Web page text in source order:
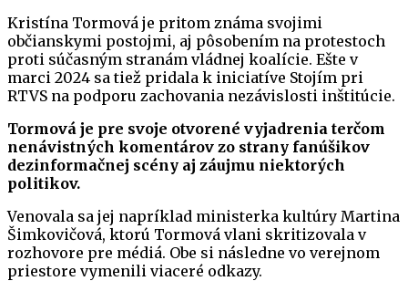
Kristína Tormová je pritom známa svojimi
občianskymi postojmi, aj pôsobením na protestoch
proti súčasným stranám vládnej koalície. Ešte v
marci 2024 sa tiež pridala k iniciatíve Stojím pri
RTVS na podporu zachovania nezávislosti inštitúcie.
Tormová je pre svoje otvorené vyjadrenia terčom
nenávistných komentárov zo strany fanúšikov
dezinformačnej scény aj záujmu niektorých
politikov.
Venovala sa jej napríklad ministerka kultúry Martina
Šimkovičová, ktorú Tormová vlani skritizovala v
rozhovore pre médiá. Obe si následne vo verejnom
priestore vymenili viaceré odkazy.